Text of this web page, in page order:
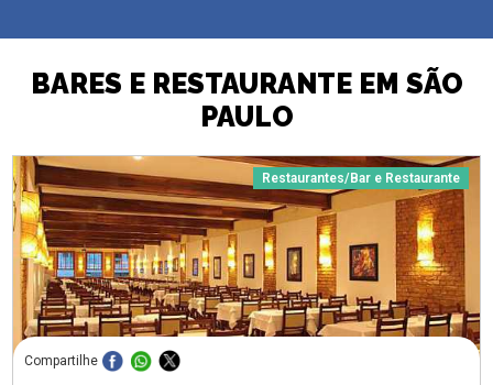
BARES E RESTAURANTE EM SÃO
PAULO
Restaurantes/Bar e Restaurante
Compartilhe